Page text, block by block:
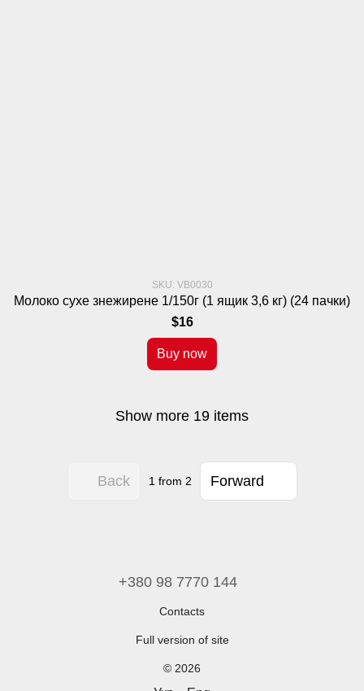
SKU: VB0030
Молоко сухе знежирене 1/150г (1 ящик 3,6 кг) (24 пачки)
$16
Buy now
Show more 19 items
Back 1 from 2 Forward
+380 98 7770 144
Contacts
Full version of site
© 2026